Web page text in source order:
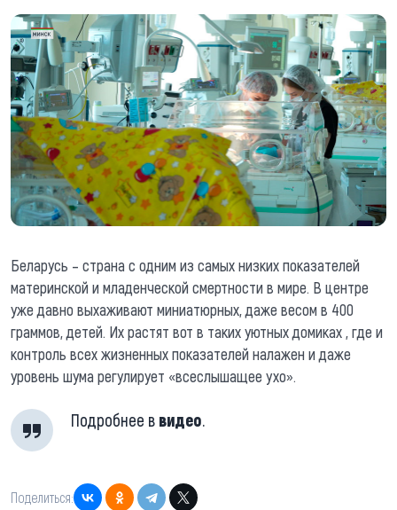
Беларусь – страна с одним из самых низких показателей
материнской и младенческой смертности в мире. В центре
уже давно выхаживают миниатюрных, даже весом в 400
граммов, детей. Их растят вот в таких уютных домиках , где и
контроль всех жизненных показателей налажен и даже
уровень шума регулирует «всеслышащее ухо».
Подробнее в видео
Поделиться: